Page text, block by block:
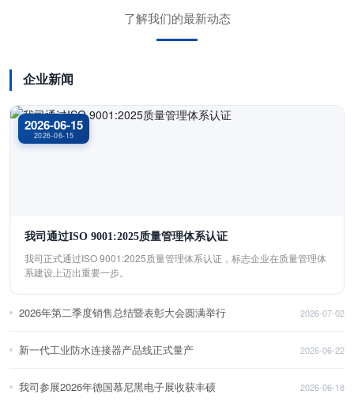
了解我们的最新动态
企业新闻
2026-06-15
2026-06-15
我司通过ISO 9001:2025质量管理体系认证
我司正式通过ISO 9001:2025质量管理体系认证，标志企业在质量管理体
系建设上迈出重要一步。
2026年第二季度销售总结暨表彰大会圆满举行 2026-07-02
新一代工业防水连接器产品线正式量产 2026-06-22
我司参展2026年德国慕尼黑电子展收获丰硕 2026-06-18